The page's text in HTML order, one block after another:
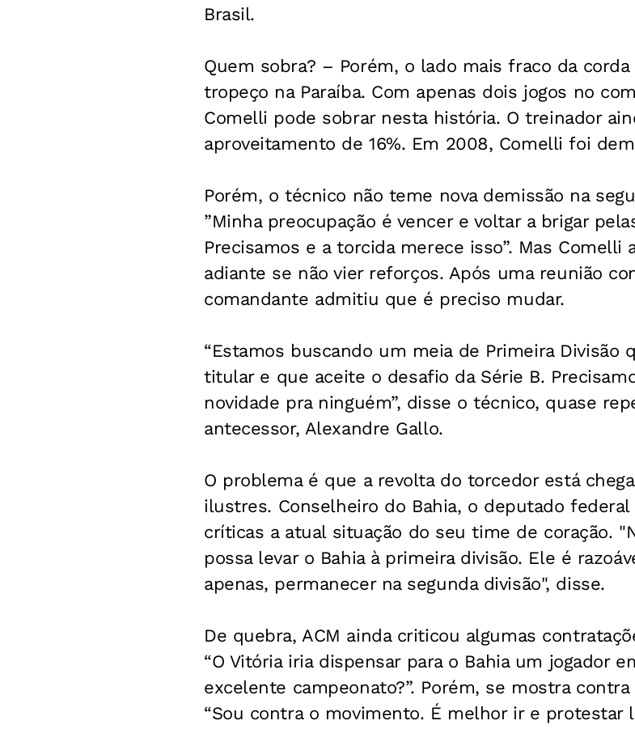
Brasil.
Quem sobra? – Porém, o lado mais fraco da
tropeço na Paraíba. Com apenas dois jogos no
Comelli pode sobrar nesta história. O treinador
aproveitamento de 16%. Em 2008, Comelli foi
Porém, o técnico não teme nova demissão na
”Minha preocupação é vencer e voltar a brigar
Precisamos e a torcida merece isso”. Mas
adiante se não vier reforços. Após uma reunião
comandante admitiu que é preciso mudar.
“Estamos buscando um meia de Primeira Divisão
titular e que aceite o desafio da Série B.
novidade pra ninguém”, disse o técnico, quase
antecessor, Alexandre Gallo.
O problema é que a revolta do torcedor está
ilustres. Conselheiro do Bahia, o deputado federal
críticas a atual situação do seu time de coração.
possa levar o Bahia à primeira divisão. Ele é
apenas, permanecer na segunda divisão", disse.
De quebra, ACM ainda criticou algumas
“O Vitória iria dispensar para o Bahia um jogador
excelente campeonato?”. Porém, se mostra
“Sou contra o movimento. É melhor ir e protestar